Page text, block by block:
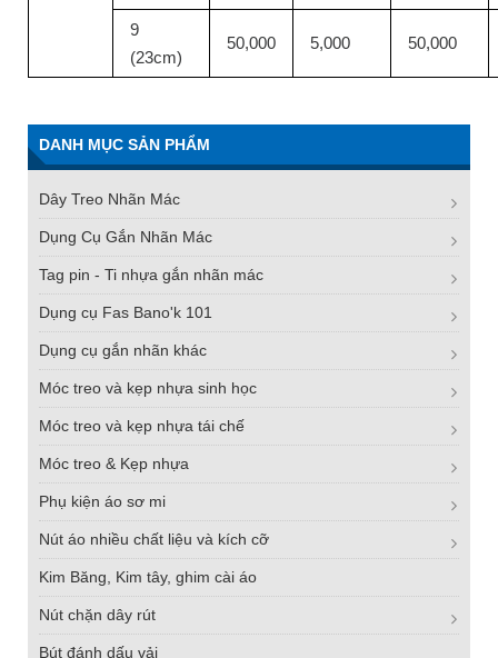
9
(23cm)
50,000 5,000 50,000
DANH MỤC SẢN PHẨM
Dây Treo Nhãn Mác
Dụng Cụ Gắn Nhãn Mác
Tag pin - Ti nhựa gắn nhãn mác
Dụng cụ Fas Bano'k 101
Dụng cụ gắn nhãn khác
Móc treo và kẹp nhựa sinh học
Móc treo và kẹp nhựa tái chế
Móc treo & Kẹp nhựa
Phụ kiện áo sơ mi
Nút áo nhiều chất liệu và kích cỡ
Kim Băng, Kim tây, ghim cài áo
Nút chặn dây rút
Bút đánh dấu vải